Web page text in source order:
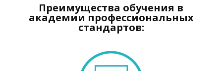
Преимущества обучения в
академии профессиональных
стандартов: